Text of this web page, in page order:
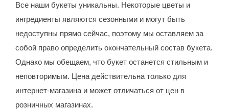
Цветы
в
коробке
Роксана
Все наши букеты уникальны. Некоторые цветы и
ингредиенты являются сезонными и могут быть
недоступны прямо сейчас, поэтому мы оставляем за
собой право определить окончательный состав букета.
Однако мы обещаем, что букет останется стильным и
неповторимым. Цена действительна только для
интернет-магазина и может отличаться от цен в
розничных магазинах.